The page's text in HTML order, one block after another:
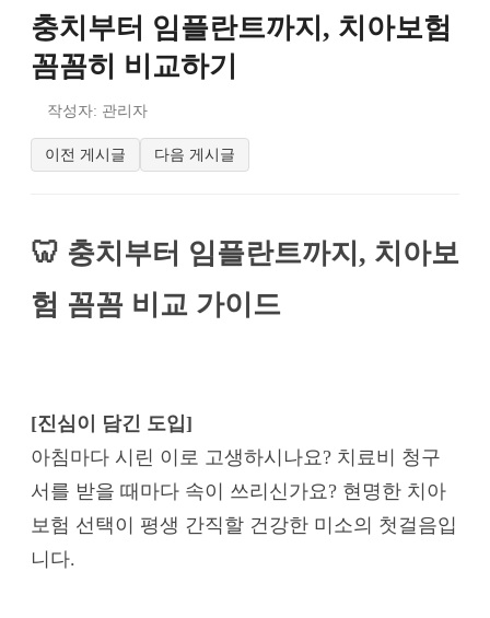
충치부터 임플란트까지, 치아보험
꼼꼼히 비교하기
작성자: 관리자
이전 게시글 다음 게시글
🦷 충치부터 임플란트까지, 치아보
험 꼼꼼 비교 가이드
[진심이 담긴 도입]
아침마다 시린 이로 고생하시나요? 치료비 청구
서를 받을 때마다 속이 쓰리신가요? 현명한 치아
보험 선택이 평생 간직할 건강한 미소의 첫걸음입
니다.